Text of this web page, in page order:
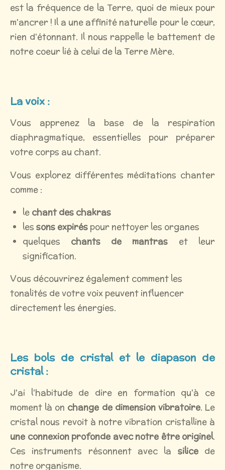
est la fréquence de la Terre, quoi de mieux pour
m'ancrer ! Il a une affinité naturelle pour le cœur,
rien d'étonnant. Il nous rappelle le battement de
notre coeur lié à celui de la Terre Mère.
La voix :
Vous apprenez la base de la respiration
diaphragmatique, essentielles pour préparer
votre corps au chant.
Vous explorez différentes méditations chanter
comme :
le chant des chakras
les sons expiréspour nettoyer les organes
quelques chants de mantras et leur
signification.
Vous découvrirez également comment les
tonalités de votre voix peuvent influencer
directement les énergies.
Les bols de cristal et le diapason de
cristal :
J'ai l'habitude de dire en formation qu'à ce
moment là on change de dimension vibratoire. Le
cristal nous revoit à notre vibration cristalline à
une connexion profonde avec notre être originel.
Ces instruments résonnent avec la silicede
notre organisme.